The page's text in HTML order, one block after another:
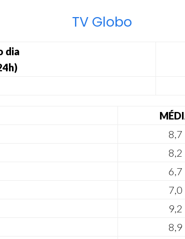
TV Globo
dia
8,7
8,2
6,7
7,0
9,2
8,9